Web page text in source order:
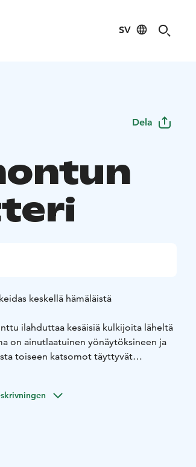
SV
Dela
keskellä hämäläistä
ilahduttaa kesäisiä kulkijoita läheltä
on ainutlaatuinen yönäytöksineen ja
toiseen katsomot täyttyvät
suojaa sateelta ja antaa laadukkaan